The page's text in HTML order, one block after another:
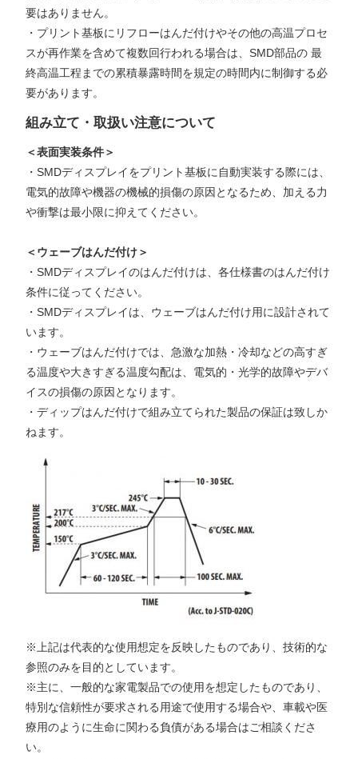
要はありません。
・プリント基板にリフローはんだ付けやその他の高温プロセ
スが再作業を含めて複数回行われる場合は、SMD部品の 最
終高温工程までの累積暴露時間を規定の時間内に制御する必
要があります。
組み立て・取扱い注意について
＜表面実装条件＞
・SMDディスプレイをプリント基板に自動実装する際には、
電気的故障や機器の機械的損傷の原因となるため、加える力
や衝撃は最小限に抑えてください。
＜ウェーブはんだ付け＞
・SMDディスプレイのはんだ付けは、各仕様書のはんだ付け
条件に従ってください。
・SMDディスプレイは、ウェーブはんだ付け用に設計されて
います。
・ウェーブはんだ付けでは、急激な加熱・冷却などの高すぎ
る温度や大きすぎる温度勾配は、電気的・光学的故障やデバ
イスの損傷の原因となります。
・ディップはんだ付けで組み立てられた製品の保証は致しか
ねます。
※上記は代表的な使用想定を反映したものであり、技術的な
参照のみを目的としています。
※主に、一般的な家電製品での使用を想定したものであり、
特別な信頼性が要求される用途で使用する場合や、車載や医
療用のように生命に関わる負債がある場合はご相談くださ
い。